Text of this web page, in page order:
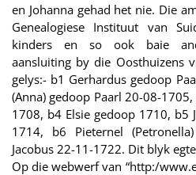
en Johanna gehad het nie. Die
Genealogiese Instituut van
kinders en so ook baie
aansluiting by die Oosthuizens
gelys:- b1 Gerhardus gedoop
(Anna) gedoop Paarl 20-08-
1708, b4 Elsie gedoop 1710, b5
1714, b6 Pieternel
Jacobus 22-11-1722. Dit blyk
Op die webwerf van “http:/